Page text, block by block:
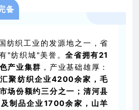
备
纺织工业的发源地之一，省
"纺织城"美誉。全省拥有21
产业集群 ，产业基础雄厚：
汇聚纺织企业4200余家，毛
场份额约三分之一； 清河县
制品企业1700余家，山羊